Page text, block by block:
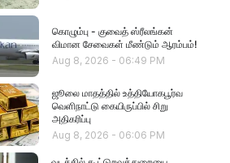
கொழும்பு - குவைத் ஸ்ரீலங்கன்
விமான சேவைகள் மீண்டும் ஆரம்பம்!
Aug 8, 2026 - 06:49 PM
ஜூலை மாதத்தில் உத்தியோகபூர்வ
வெளிநாட்டு கையிருப்பில் சிறு
அதிகரிப்பு
Aug 8, 2026 - 06:06 PM